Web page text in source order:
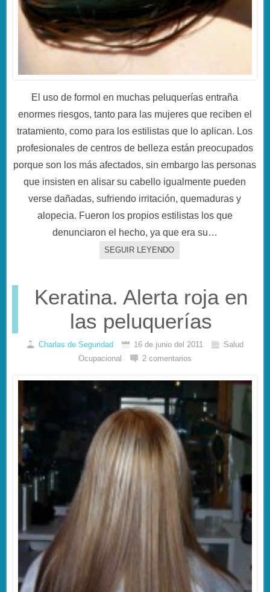
El uso de formol en muchas peluquerías entraña
enormes riesgos, tanto para las mujeres que reciben el
tratamiento, como para los estilistas que lo aplican. Los
profesionales de centros de belleza están preocupados
porque son los más afectados, sin embargo las personas
que insisten en alisar su cabello igualmente pueden
verse dañadas, sufriendo irritación, quemaduras y
alopecia. Fueron los propios estilistas los que
denunciaron el hecho, ya que era su…
SEGUIR LEYENDO
Keratina. Alerta roja en
las peluquerías
Charlas de Seguridad 16 de junio del 2011
Salud
Ocupacional
2 comentarios